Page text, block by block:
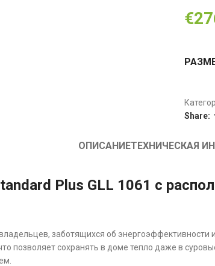
€
Share:
ОПИСАНИЕТЕХНИЧЕСКАЯ
Plus GLL 1061 с
заботящихся об энергоэффективности
позволяет сохранять в доме тепло даже в